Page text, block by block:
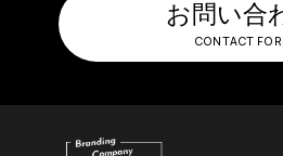
お問い合
CONTACT